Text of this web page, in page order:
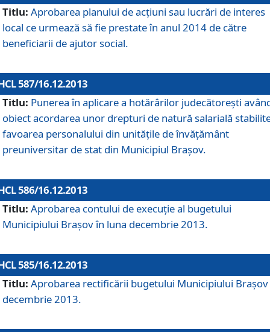
Titlu: Aprobarea planului de acţiuni sau lucrări de interes
local ce urmează să fie prestate în anul 2014 de către
beneficiarii de ajutor social.
587/16.12.2013
Titlu: Punerea în aplicare a hotărârilor judecătoreşti
obiect acordarea unor drepturi de natură salarială
favoarea personalului din unităţile de învăţământ
preuniversitar de stat din Municipiul Braşov.
586/16.12.2013
Titlu: Aprobarea contului de execuţie al bugetului
Municipiului Braşov în luna decembrie 2013.
585/16.12.2013
Titlu: Aprobarea rectificării bugetului Municipiului Braşov
decembrie 2013.